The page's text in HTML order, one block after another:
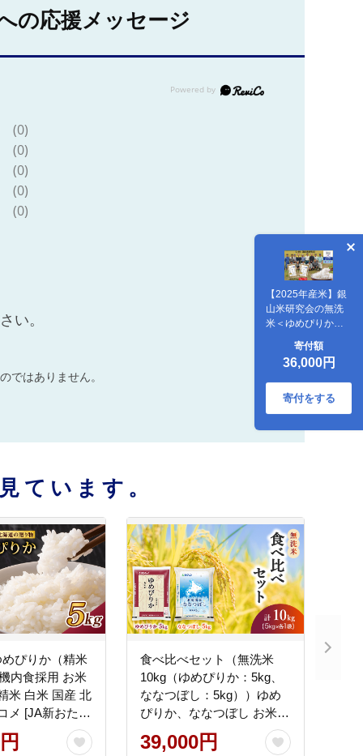
【2025年産米】銀
山米研究会の無洗
米＜ゆめぴりか＞
白米 ブランド米 お
にぎり お弁当 北海
道産 産地直送 ご飯
時短 朝ごはん 夜ご
はん 昼ごはん [株式
寄付額
36,000円
寄付をする
の応援メッセージ
(0)
(0)
(0)
(0)
(0)
い。
ではありません。
ています。
ぴりか（精米
内食採用 お米
米 白米 国産 北
メ [JA新おた
食べ比べセット（無洗米
10kg（ゆめぴりか：5kg、
ななつぼし：5kg））ゆめ
ぴりか、ななつぼし お米
米 ごはん 無洗米 白米 国産
北海道 こめ コメ 食べ比べ
39,000円